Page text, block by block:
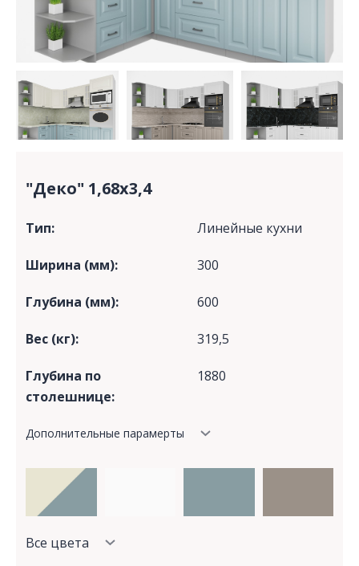
"Деко" 1,68х3,4
Тип: Линейные кухни
Ширина (мм): 300
Глубина (мм): 600
Вес (кг): 319,5
Глубина по
столешнице:
1880
Дополнительные парамерты
Все цвета